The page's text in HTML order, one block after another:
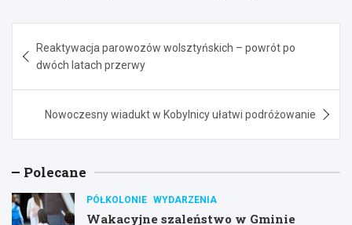
wpisu
Reaktywacja parowozów wolsztyńskich – powrót po
dwóch latach przerwy
Nowoczesny wiadukt w Kobylnicy ułatwi podróżowanie
Polecane
PÓŁKOLONIE WYDARZENIA
Wakacyjne szaleństwo w Gminie